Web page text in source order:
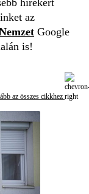
az
Google
is!
az összes cikkhez